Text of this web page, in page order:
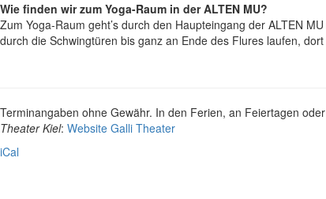
Wie finden wir zum Yoga-Raum in der ALTEN MU?
Zum Yoga-Raum geht’s durch den Haupteingang der ALTEN
durch die Schwingtüren bis ganz an Ende des Flures laufen,
Terminangaben ohne Gewähr. In den Ferien, an Feiertagen
Theater Kiel: Website Galli Theater
iCal